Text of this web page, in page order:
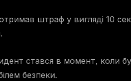
отримав штраф у вигляді 10
стався в момент, коли
безпеки.